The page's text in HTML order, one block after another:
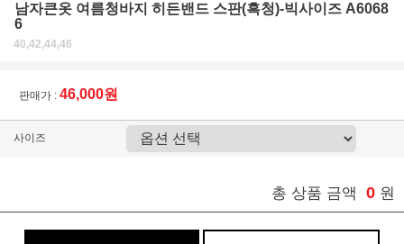
남자큰옷 여름청바지 히든밴드 스판(흑청)-빅사이즈 A6068
6
40,42,44,46
판매가 : 46,000원
사이즈
총 상품 금액 0 원